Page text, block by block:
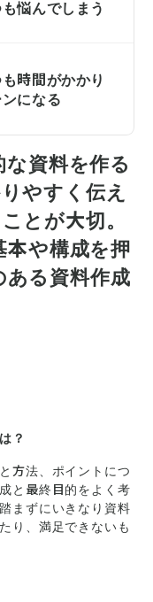
悩んでしまう
時間がかかり
になる
資料を作る
やすく伝え
とが大切。
や構成を押
る資料作成
？
方法、ポイントにつ
と最終目的をよく考
まずにいきなり資料
り、満足できないも